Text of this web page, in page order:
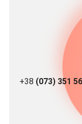
+38 (073) 351